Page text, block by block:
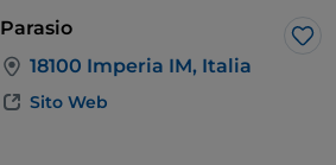
al panoramico
. Altri
poco fuori città: seguendo il
fino all’altezza del Polo
Parasio
18100 Imperia IM, Italia
Sito Web